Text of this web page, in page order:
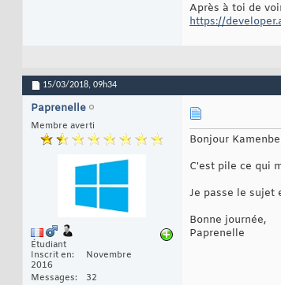
Après à toi de
https://
15/03/2018, 09h34
Paprenelle
Membre averti
Étudiant
Inscrit en
Novembre
2016
Messages
32
Bonjour
C'est pile ce qui
Je passe le sujet
Bonne journée,
Paprenelle